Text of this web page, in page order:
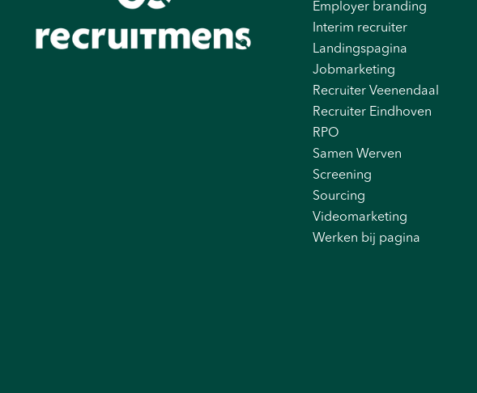
Employer branding
Interim recruiter
Landingspagina
Jobmarketing
Recruiter Veenendaal
Recruiter Eindhoven
RPO
Samen Werven
Screening
Sourcing
Videomarketing
Werken bij pagina